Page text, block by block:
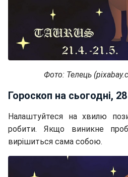
Фото: Телець
Гороскоп на сьогодні,
Налаштуйтеся на хвилю
робити. Якщо виникне
вирішиться сама собою.